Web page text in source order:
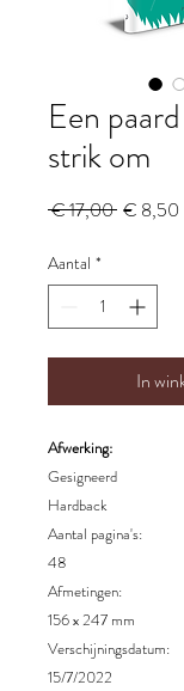
Een
strik om
€ 17,00 Normale
€ 8,50
Aantal *
In
Afwerking:
Gesigneerd
Hardback
Aantal pagina's:
48
Afmetingen:
156 x 247 mm
Verschijningsdatum:
15/7/2022